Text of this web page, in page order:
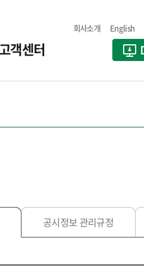
고객센터
회사소개 English
공시정보 관리규정